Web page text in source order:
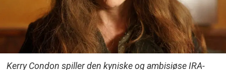
Kerry Condon spiller den kyniske og ambisiøse IRA-